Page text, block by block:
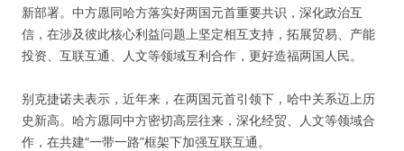
新部署。中方愿同哈方落实好两国元首重要共识，深化政治互
信，在涉及彼此核心利益问题上坚定相互支持，拓展贸易、产能
投资、互联互通、人文等领域互利合作，更好造福两国人民。
别克捷诺夫表示，近年来，在两国元首引领下，哈中关系迈上历
史新高。哈方愿同中方密切高层往来，深化经贸、人文等领域合
作，在共建“一带一路”框架下加强互联互通。